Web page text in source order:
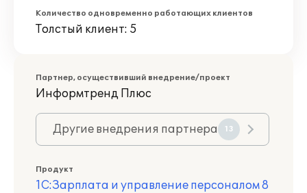
Количество одновременно работающих клиентов
Толстый клиент: 5
Партнер, осуществивший внедрение/проект
Информтренд Плюс
Другие внедрения партнера 13
Продукт
1С:Зарплата и управление персоналом 8